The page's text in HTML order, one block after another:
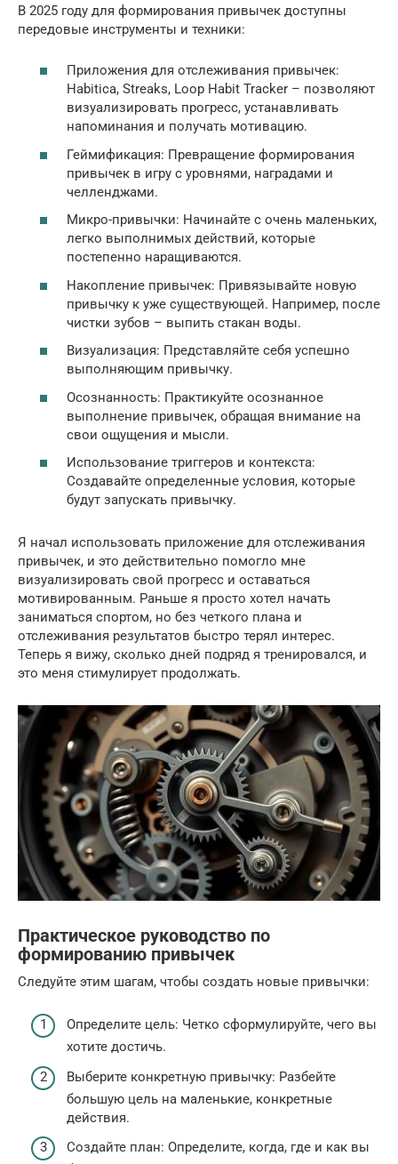
В 2025 году для формирования привычек доступны
передовые инструменты и техники:
Приложения для отслеживания привычек:
Habitica, Streaks, Loop Habit Tracker – позволяют
визуализировать прогресс, устанавливать
напоминания и получать мотивацию.
Геймификация: Превращение формирования
привычек в игру с уровнями, наградами и
челленджами.
Микро-привычки: Начинайте с очень маленьких,
легко выполнимых действий, которые
постепенно наращиваются.
Накопление привычек: Привязывайте новую
привычку к уже существующей. Например, после
чистки зубов – выпить стакан воды.
Визуализация: Представляйте себя успешно
выполняющим привычку.
Осознанность: Практикуйте осознанное
выполнение привычек, обращая внимание на
свои ощущения и мысли.
Использование триггеров и контекста:
Создавайте определенные условия, которые
будут запускать привычку.
Я начал использовать приложение для отслеживания
привычек, и это действительно помогло мне
визуализировать свой прогресс и оставаться
мотивированным. Раньше я просто хотел начать
заниматься спортом, но без четкого плана и
отслеживания результатов быстро терял интерес.
Теперь я вижу, сколько дней подряд я тренировался, и
это меня стимулирует продолжать.
Практическое руководство по
формированию привычек
Следуйте этим шагам, чтобы создать новые привычки:
Определите цель: Четко сформулируйте, чего вы
хотите достичь.
Выберите конкретную привычку: Разбейте
большую цель на маленькие, конкретные
действия.
Создайте план: Определите, когда, где и как вы